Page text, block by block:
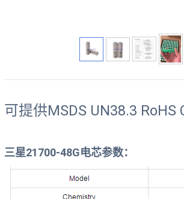
可提供MSDS UN38.3 RoHS
三星21700-48G电芯参数：